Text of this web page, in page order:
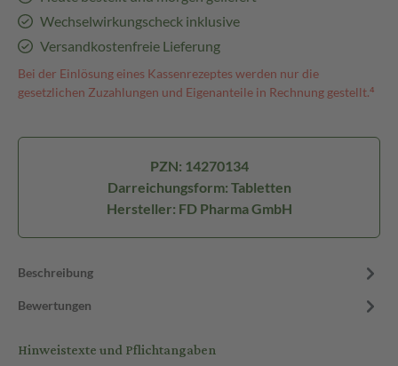
Wechselwirkungscheck inklusive
Versandkostenfreie Lieferung
Bei der Einlösung eines Kassenrezeptes werden nur die
gesetzlichen Zuzahlungen und Eigenanteile in Rechnung gestellt.⁴
PZN: 14270134
Darreichungsform: Tabletten
Hersteller: FD Pharma GmbH
Beschreibung
Bewertungen
Hinweistexte und Pflichtangaben